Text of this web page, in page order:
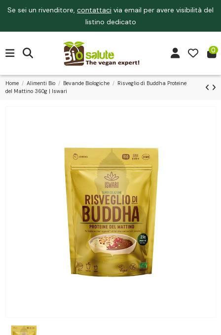
Se sei un rivenditore, contattaci via email per avere visibilità del
listino dedicato
0
Home Alimenti Bio Bevande Biologiche
Risveglio di Buddha Proteine
del Mattino 360g | Iswari